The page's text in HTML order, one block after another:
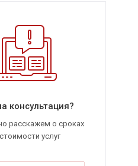
консультация?
расскажем о сроках
услуг